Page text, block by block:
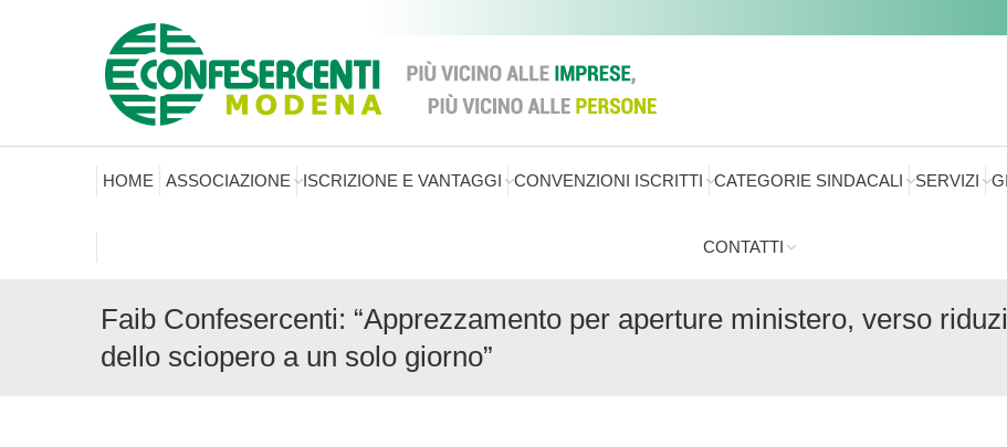
HOME ASSOCIAZIONE ISCRIZIONE E VANTAGGI CONVENZIONI ISCRITTI CATEGORIE SINDACALI SERVIZI
CONTATTI
Faib Confesercenti: “Apprezzamento per aperture ministero, verso
dello sciopero a un solo giorno”